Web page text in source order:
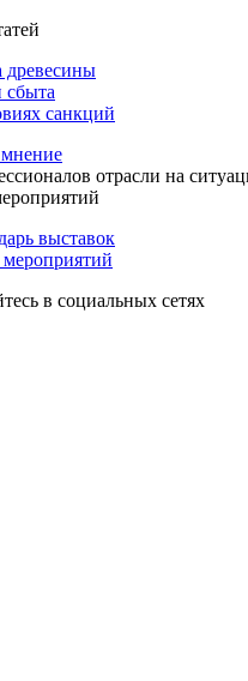
санкций
отрасли на
выставок
в социальных сетях